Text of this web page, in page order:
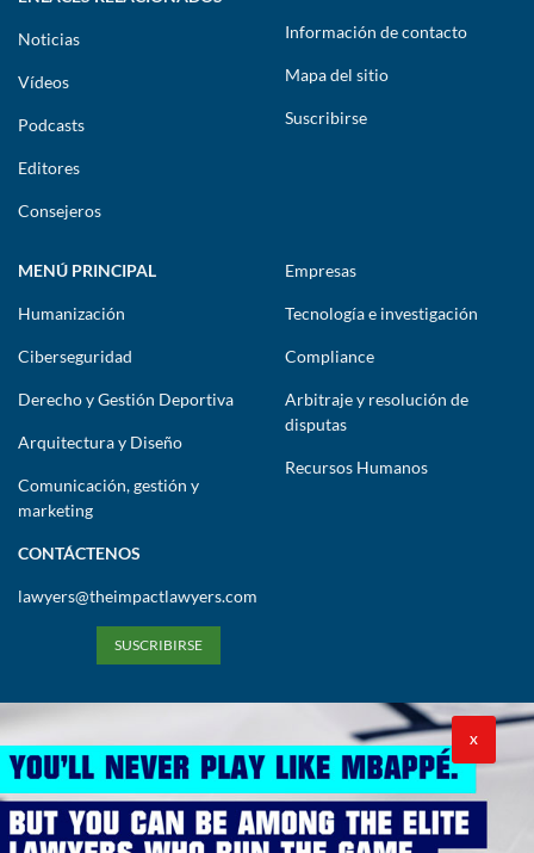
Noticias
Vídeos
Podcasts
Editores
Consejeros
Información de contacto
Mapa del sitio
Suscribirse
MENÚ PRINCIPAL
Humanización
Ciberseguridad
Derecho y Gestión Deportiva
Arquitectura y Diseño
Comunicación, gestión y
marketing
Empresas
Tecnología e investigación
Compliance
Arbitraje y resolución de
disputas
Recursos Humanos
CONTÁCTENOS
lawyers@theimpactlawyers.com
SUSCRIBIRSE
X